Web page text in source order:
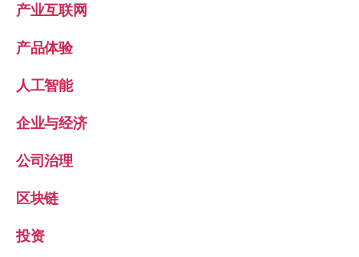
产业互联网
产品体验
人工智能
企业与经济
公司治理
区块链
投资